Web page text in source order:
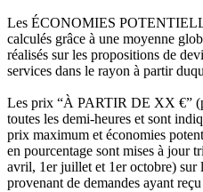
Les ÉCONOMIES
calculés grâce à une moyenne
réalisés sur les propositions de
services dans le rayon à partir
Les prix “À PARTIR DE XX €”
toutes les demi-heures et sont
prix maximum et économies
en pourcentage sont mises à jour
avril, 1er juillet et 1er octobre) sur
provenant de demandes ayant